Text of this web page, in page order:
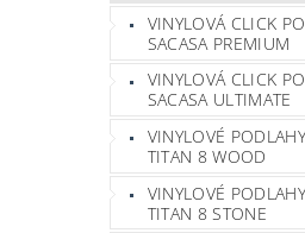
VINYLOVÁ CLICK
SACASA PREMIUM
VINYLOVÁ CLICK
SACASA ULTIMATE
VINYLOVÉ
TITAN 8 WOOD
VINYLOVÉ
TITAN 8 STONE